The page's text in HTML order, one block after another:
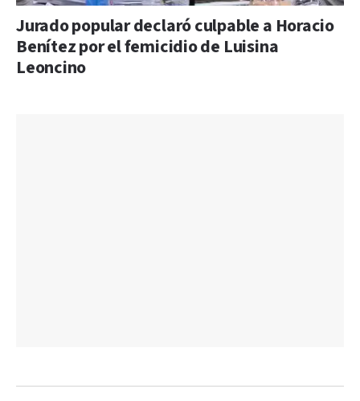
Jurado popular declaró culpable a Horacio
Benítez por el femicidio de Luisina
Leoncino